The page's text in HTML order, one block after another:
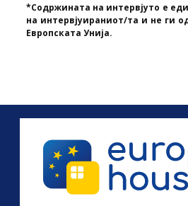
*Содржината на интервјуто е
на интервјуираниот/та и не ги
Европската Унија.